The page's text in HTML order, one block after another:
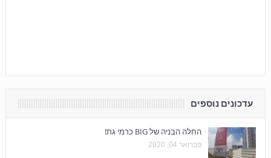
עדכונים נוספים
החלה הבניה של BIG כרמי גת!
פברואר 04, 2020